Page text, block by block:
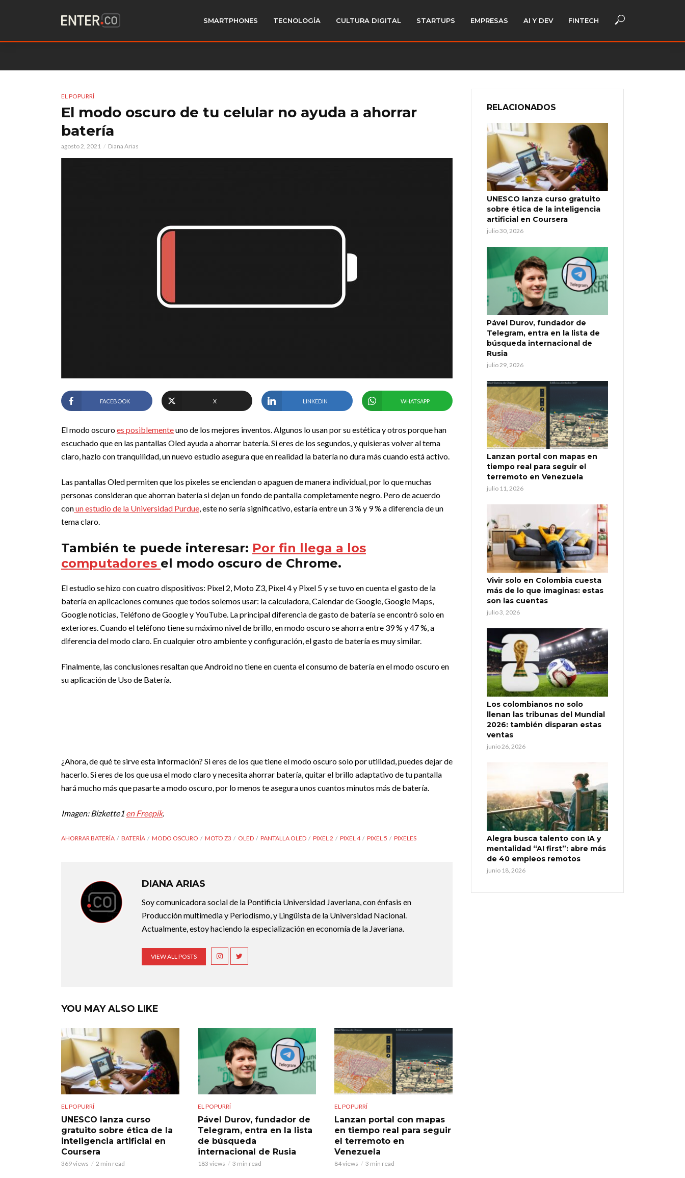
SMARTPHONES TECNOLOGÍA CULTURA DIGITAL STARTUPS EMPRESAS AI Y DEV FINTECH
EL POPURRÍ
El modo oscuro de tu celular no ayuda a ahorrar
batería
agosto 2, 2021 Diana Arias
FACEBOOK X LINKEDIN WHATSAPP
El modo oscuroes posiblementeuno de los mejores inventos. Algunos lo usan por su estética y otros porque han
escuchado que en las pantallas Oled ayuda a ahorrar batería. Si eres de los segundos, y quisieras volver al tema
claro, hazlo con tranquilidad, un nuevo estudio asegura que en realidad la batería no dura más cuando está activo.
Las pantallas Oled permiten que los pixeles se enciendan o apaguen de manera individual, por lo que muchas
personas consideran que ahorran batería si dejan un fondo de pantalla completamente negro. Pero de acuerdo
conun estudio de la Universidad Purdue, este no sería significativo, estaría entre un 3 % y 9 % a diferencia de un
tema claro.
También te puede interesar: Por fin llega a los
computadores el modo oscuro de Chrome.
El estudio se hizo con cuatro dispositivos: Pixel 2, Moto Z3, Pixel 4 y Pixel 5 y se tuvo en cuenta el gasto de la
batería en aplicaciones comunes que todos solemos usar: la calculadora, Calendar de Google, Google Maps,
Google noticias, Teléfono de Google y YouTube. La principal diferencia de gasto de batería se encontró solo en
exteriores. Cuando el teléfono tiene su máximo nivel de brillo, en modo oscuro se ahorra entre 39 % y 47 %, a
diferencia del modo claro. En cualquier otro ambiente y configuración, el gasto de batería es muy similar.
Finalmente, las conclusiones resaltan que Android no tiene en cuenta el consumo de batería en el modo oscuro en
su aplicación de Uso de Batería.
¿Ahora, de qué te sirve esta información? Si eres de los que tiene el modo oscuro solo por utilidad, puedes dejar de
hacerlo. Si eres de los que usa el modo claro y necesita ahorrar batería, quitar el brillo adaptativo de tu pantalla
hará mucho más que pasarte a modo oscuro, por lo menos te asegura unos cuantos minutos más de batería.
Imagen: Bizkette1 en Freepik.
AHORRAR BATERÍA BATERÍA MODO OSCURO MOTO Z3 OLED PANTALLA OLED PIXEL 2 PIXEL 4 PIXEL 5 PIXELES
DIANA ARIAS
Soy comunicadora social de la Pontificia Universidad Javeriana, con énfasis en
Producción multimedia y Periodismo, y Lingüista de la Universidad Nacional.
Actualmente, estoy haciendo la especialización en economía de la Javeriana.
VIEW ALL POSTS
YOU MAY ALSO LIKE
EL POPURRÍ
UNESCO lanza curso
gratuito sobre ética de la
inteligencia artificial en
Coursera
369 views 2 min read
EL POPURRÍ
Pável Durov, fundador de
Telegram, entra en la lista
de búsqueda
internacional de Rusia
183 views 3 min read
EL POPURRÍ
Lanzan portal con mapas
en tiempo real para seguir
el terremoto en
Venezuela
84 views 3 min read
RELACIONADOS
UNESCO lanza curso gratuito
sobre ética de la inteligencia
artificial en Coursera
julio 30, 2026
Pável Durov, fundador de
Telegram, entra en la lista de
búsqueda internacional de
Rusia
julio 29, 2026
Lanzan portal con mapas en
tiempo real para seguir el
terremoto en Venezuela
julio 11, 2026
Vivir solo en Colombia cuesta
más de lo que imaginas: estas
son las cuentas
julio 3, 2026
Los colombianos no solo
llenan las tribunas del Mundial
2026: también disparan estas
ventas
junio 26, 2026
Alegra busca talento con IA y
mentalidad “AI first”: abre más
de 40 empleos remotos
junio 18, 2026